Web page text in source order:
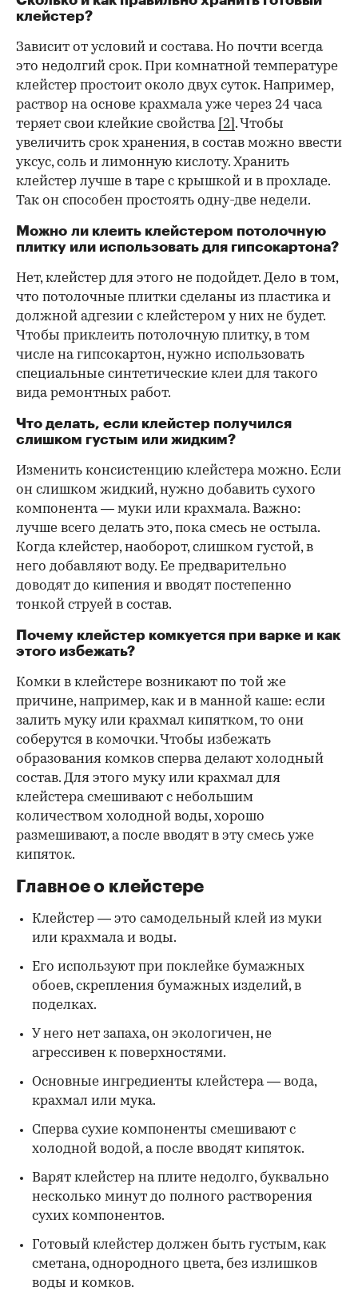
клейстер?
Зависит от условий и состава. Но почти всегда
это недолгий срок. При комнатной температуре
клейстер простоит около двух суток. Например,
раствор на основе крахмала уже через 24 часа
теряет свои клейкие свойства [2] . Чтобы
увеличить срок хранения, в состав можно ввести
уксус, соль и лимонную кислоту. Хранить
клейстер лучше в таре с крышкой и в прохладе.
Так он способен простоять одну-две недели.
Можно ли клеить клейстером потолочную
плитку или использовать для гипсокартона?
Нет, клейстер для этого не подойдет. Дело в том,
что потолочные плитки сделаны из пластика и
должной адгезии с клейстером у них не будет.
Чтобы приклеить потолочную плитку, в том
числе на гипсокартон, нужно использовать
специальные синтетические клеи для такого
вида ремонтных работ.
Что делать, если клейстер получился
слишком густым или жидким?
Изменить консистенцию клейстера можно. Если
он слишком жидкий, нужно добавить сухого
компонента — муки или крахмала. Важно:
лучше всего делать это, пока смесь не остыла.
Когда клейстер, наоборот, слишком густой, в
него добавляют воду. Ее предварительно
доводят до кипения и вводят постепенно
тонкой струей в состав.
Почему клейстер комкуется при варке и как
этого избежать?
Комки в клейстере возникают по той же
причине, например, как и в манной каше: если
залить муку или крахмал кипятком, то они
соберутся в комочки. Чтобы избежать
образования комков сперва делают холодный
состав. Для этого муку или крахмал для
клейстера смешивают с небольшим
количеством холодной воды, хорошо
размешивают, а после вводят в эту смесь уже
кипяток.
Главное о клейстере
Клейстер — это самодельный клей из муки
или крахмала и воды.
Его используют при поклейке бумажных
обоев, скрепления бумажных изделий, в
поделках.
У него нет запаха, он экологичен, не
агрессивен к поверхностями.
Основные ингредиенты клейстера — вода,
крахмал или мука.
Сперва сухие компоненты смешивают с
холодной водой, а после вводят кипяток.
Варят клейстер на плите недолго, буквально
несколько минут до полного растворения
сухих компонентов.
Готовый клейстер должен быть густым, как
сметана, однородного цвета, без излишков
воды и комков.